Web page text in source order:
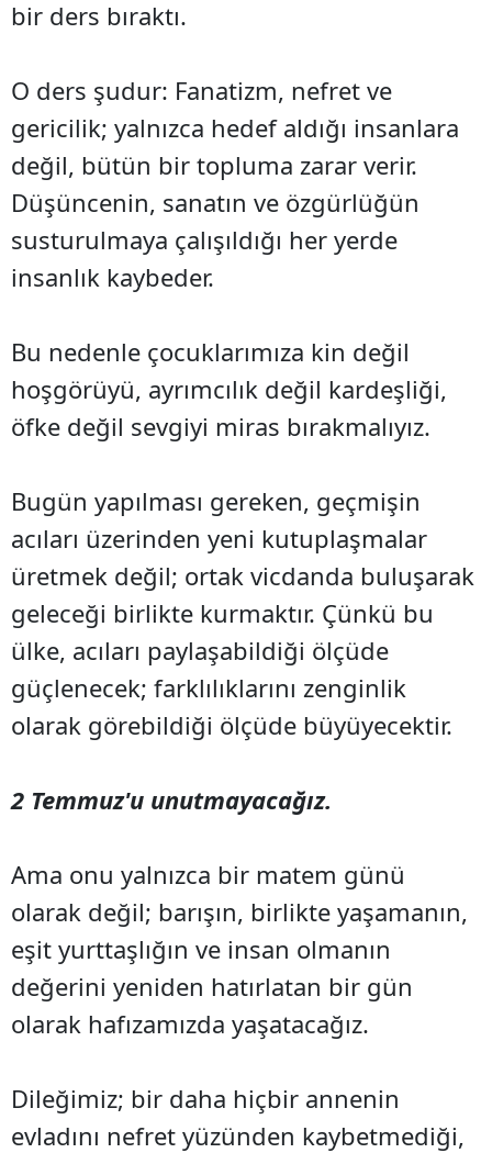
bir ders bıraktı.
O ders şudur: Fanatizm, nefret ve
gericilik; yalnızca hedef aldığı insanlara
değil, bütün bir topluma zarar verir.
Düşüncenin, sanatın ve özgürlüğün
susturulmaya çalışıldığı her yerde
insanlık kaybeder.
Bu nedenle çocuklarımıza kin değil
hoşgörüyü, ayrımcılık değil kardeşliği,
öfke değil sevgiyi miras bırakmalıyız.
Bugün yapılması gereken, geçmişin
acıları üzerinden yeni kutuplaşmalar
üretmek değil; ortak vicdanda buluşarak
geleceği birlikte kurmaktır. Çünkü bu
ülke, acıları paylaşabildiği ölçüde
güçlenecek; farklılıklarını zenginlik
olarak görebildiği ölçüde büyüyecektir.
2 Temmuz'u unutmayacağız.
Ama onu yalnızca bir matem günü
olarak değil; barışın, birlikte yaşamanın,
eşit yurttaşlığın ve insan olmanın
değerini yeniden hatırlatan bir gün
olarak hafızamızda yaşatacağız.
Dileğimiz; bir daha hiçbir annenin
evladını nefret yüzünden kaybetmediği,